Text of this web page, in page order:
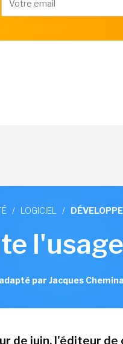
/ LOGICIEL /
par Jacques
de juin, l'éditeur de